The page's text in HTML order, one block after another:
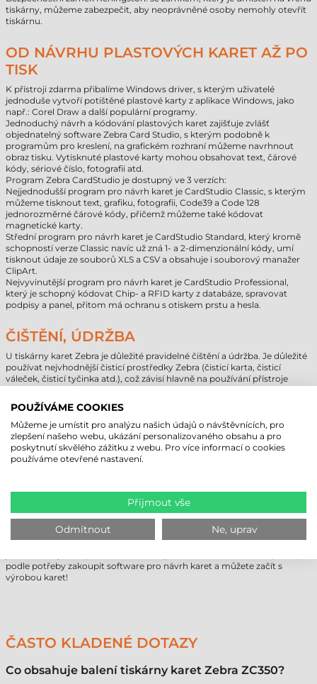
tiskárny, můžeme zabezpečit, aby neoprávněné osoby nemohly otevřít
tiskárnu.
OD NÁVRHU PLASTOVÝCH KARET AŽ PO
TISK
K přístroji zdarma přibalíme Windows driver, s kterým uživatelé
jednoduše vytvoří potištěné plastové karty z aplikace Windows, jako
např.: Corel Draw a další populární programy.
Jednoduchý návrh a kódování plastových karet zajišťuje zvlášť
objednatelný software Zebra Card Studio, s kterým podobně k
programům pro kreslení, na grafickém rozhraní můžeme navrhnout
obraz tisku. Vytisknuté plastové karty mohou obsahovat text, čárové
kódy, sériové číslo, fotografii atd.
Program Zebra CardStudio je dostupný ve 3 verzích:
Nejjednodušší program pro návrh karet je CardStudio Classic, s kterým
můžeme tisknout text, grafiku, fotografii, Code39 a Code 128
jednorozměrné čárové kódy, přičemž můžeme také kódovat
magnetické karty.
Střední program pro návrh karet je CardStudio Standard, který kromě
schopností verze Classic navíc už zná 1- a 2-dimenzionální kódy, umí
tisknout údaje ze souborů XLS a CSV a obsahuje i souborový manažer
ClipArt.
Nejvyvinutější program pro návrh karet je CardStudio Professional,
který je schopný kódovat Chip- a RFID karty z databáze, spravovat
podpisy a panel, přitom má ochranu s otiskem prstu a hesla.
ČIŠTĚNÍ, ÚDRŽBA
U tiskárny karet Zebra je důležité pravidelné čištění a údržba. Je důležité
používat nejvhodnější čisticí prostředky Zebra (čisticí karta, čisticí
váleček, čisticí tyčinka atd.), což závisí hlavně na používání přístroje
zachovat vynikající tiskovou kvalitu a snížit riziko případného poškození
a naposledy zvýšit životnost přístroje.
Čisticí karty Zebra, které jsou namočené v alkoholu, dokážou odstranit
nečistoty z tiskové hlavy a z válečku, který řídí kartu. Před procesem
tisku čisticí váleček, který se nachází v přístroji, výborně odstraňuje
nečistoty a prach z plastové karty. Značka Zebra kromě zmíněných
řídicí válečky.
OD NÁKUPU AŽ PO TISK
V krabici tiskárny Zebra ZC350 najdete vše potřebné k provozu, takže si
podle potřeby zakoupit software pro návrh karet a můžete začít s
výrobou karet!
ČASTO KLADENÉ DOTAZY
Co obsahuje balení tiskárny karet Zebra ZC350?
POUŽÍVÁME COOKIES
Můžeme je umístit pro analýzu našich údajů o návštěvnících, pro
zlepšení našeho webu, ukázání personalizovaného obsahu a pro
poskytnutí skvělého zážitku z webu. Pro více informací o cookies
používáme otevřené nastavení.
Přijmout vše
Odmítnout Ne, uprav